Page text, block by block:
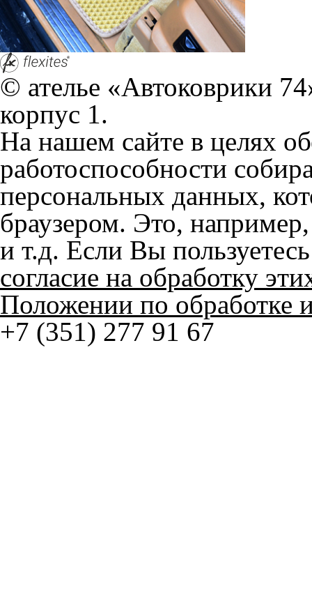
© ателье «Автоковрики
корпус 1.
На нашем сайте в целях
работоспособности
персональных данных,
браузером. Это,
и т.д. Если Вы
согласие на обработку
Положении по обработке
+7 (351) 277 91 67